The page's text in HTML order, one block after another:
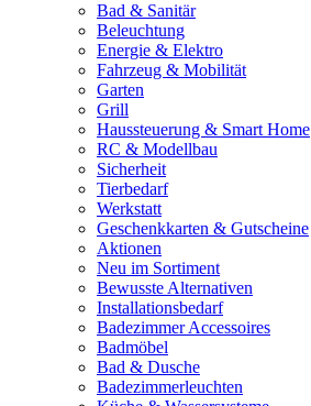
Bad & Sanitär
Beleuchtung
Energie & Elektro
Fahrzeug & Mobilität
Garten
Grill
Haussteuerung & Smart Home
RC & Modellbau
Sicherheit
Tierbedarf
Werkstatt
Geschenkkarten & Gutscheine
Aktionen
Neu im Sortiment
Bewusste Alternativen
Installationsbedarf
Badezimmer Accessoires
Badmöbel
Bad & Dusche
Badezimmerleuchten